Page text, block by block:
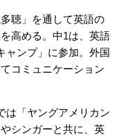
聴」を通して英語の
高める。中1は、英語
ャンプ」に参加。外国
コミュニケーション
は「ヤングアメリカン
シンガーと共に、英